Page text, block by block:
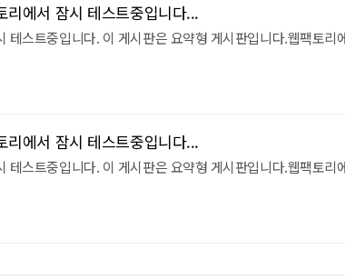
에서 잠시 테스트중입니다...
스트중입니다. 이 게시판은 요약형 게시판입니다.웹팩토
에서 잠시 테스트중입니다...
스트중입니다. 이 게시판은 요약형 게시판입니다.웹팩토